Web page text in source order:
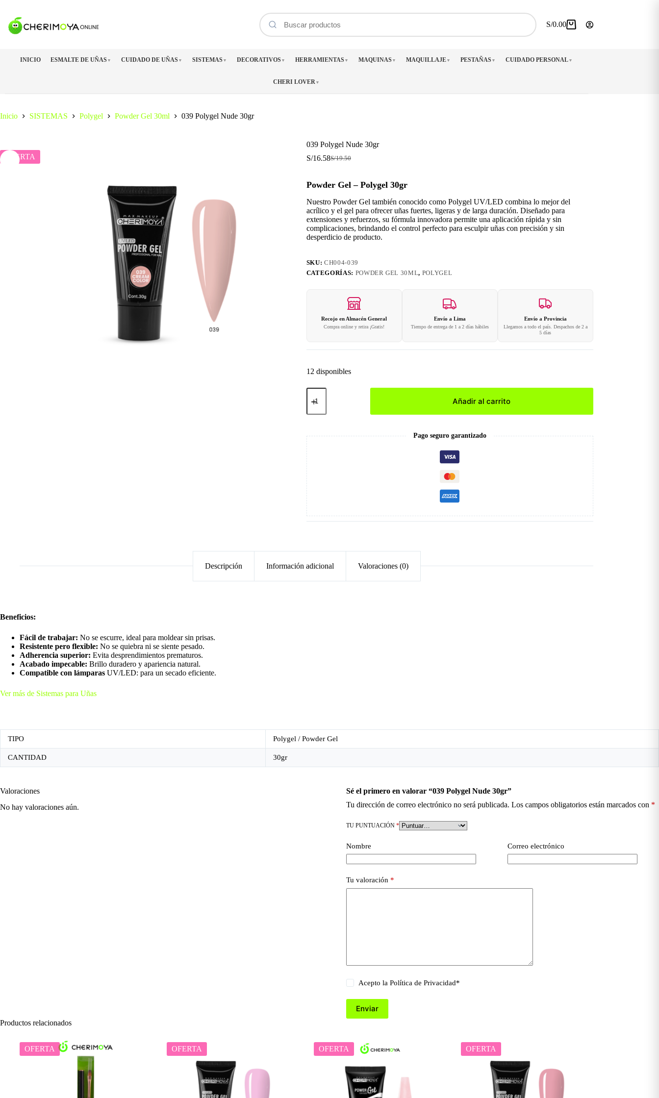
contenido
Carro
S/0.00
INICIO ESMALTE DE UÑAS ▼ CUIDADO DE UÑAS ▼ SISTEMAS ▼ DECORATIVOS ▼ HERRAMIENTAS ▼ MAQUINAS ▼ MAQUILLAJE ▼ PESTAÑAS ▼ CUIDADO PERSONAL ▼
CHERI LOVER ▼
Inicio SISTEMAS Polygel Powder Gel 30ml 039 Polygel Nude 30gr
OFERTA
039 Polygel Nude 30gr
S/19.50
El
era:
S/19.50.
S/16.58El
es:
S/16.58.
Powder Gel – Polygel 30gr
Nuestro Powder Gel también conocido como Polygel UV/LED combina lo mejor del
acrílico y el gel para ofrecer uñas fuertes, ligeras y de larga duración. Diseñado para
extensiones y refuerzos, su fórmula innovadora permite una aplicación rápida y sin
complicaciones, brindando el control perfecto para esculpir uñas con precisión y sin
desperdicio de producto.
SKU:CH004-039
CATEGORÍAS: POWDER GEL 30ML, POLYGEL
Recojo en Almacén General
Compra online y retira ¡Gratis!
Envío a Lima
Tiempo de entrega de 1 a 2 días hábiles
Envío a Provincia
Llegamos a todo el país. Despachos de 2 a
5 días
12 disponibles
039
Polygel
30gr
Añadir al carrito
Pago seguro garantizado
Descripción Información adicional Valoraciones (0)
Beneficios:
Fácil de trabajar: No se escurre, ideal para moldear sin prisas.
Resistente pero flexible: No se quiebra ni se siente pesado.
Adherencia superior: Evita desprendimientos prematuros.
Acabado impecable: Brillo duradero y apariencia natural.
Compatible con lámparas UV/LED: para un secado eficiente.
Ver más de Sistemas para Uñas
TIPO Polygel / Powder Gel
CANTIDAD 30gr
Valoraciones
No hay valoraciones aún.
Sé el primero en valorar “039 Polygel Nude 30gr”
Tu dirección de correo electrónico no será publicada. Los campos obligatorios están marcados con *
TU PUNTUACIÓN *
Nombre Correo electrónico
Tu valoración *
Acepto la Política de Privacidad*
Enviar
Productos relacionados
OFERTA OFERTA OFERTA OFERTA